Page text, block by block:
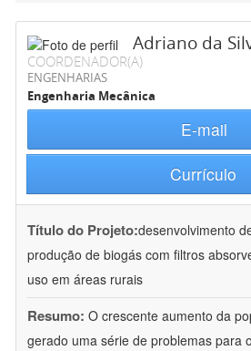
Adriano da
COORDENADOR(A)
ENGENHARIAS
Engenharia Mecânica
E-mail
Currículo
Título do Projeto:desenvolvimento
produção de biogás com filtros
uso em áreas rurais
Resumo: O crescente aumento da
gerado uma série de problemas para